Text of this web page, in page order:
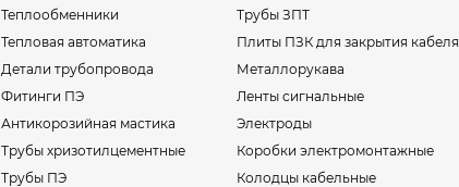
Теплообменники
Тепловая автоматика
Детали трубопровода
Фитинги ПЭ
Антикорозийная мастика
Трубы хризотилцементные
Трубы ПЭ
Трубы ЗПТ
Плиты ПЗК для закрытия кабеля
Металлорукава
Ленты сигнальные
Электроды
Коробки электромонтажные
Колодцы кабельные